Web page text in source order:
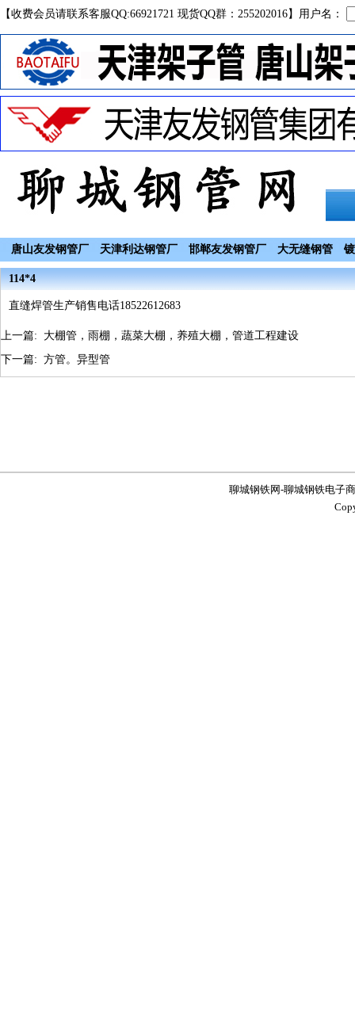
【收费会员请联系客服QQ:66921721 现货QQ群：255202016】用户名：
唐山友发钢管厂 天津利达钢管厂 邯郸友发钢管厂 大无缝钢管
114*4
直缝焊管生产销售电话18522612683
上一篇: 大棚管，雨棚，蔬菜大棚，养殖大棚，管道工程建设
下一篇: 方管。异型管
聊城钢铁网-聊城钢铁电子